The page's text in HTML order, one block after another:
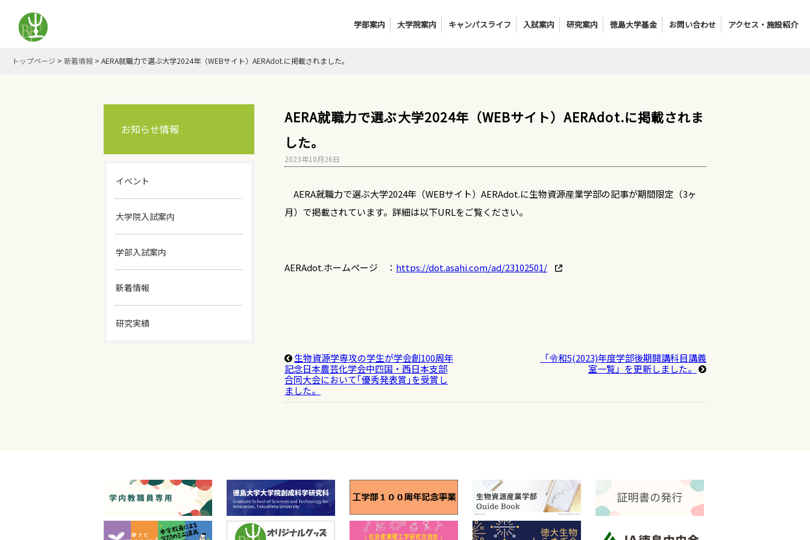
学部案内 大学院案内 キャンパスライフ 入試案内 研究案内 徳島大学基金 お問い合わせ アクセス・施設紹介
トップページ > 新着情報 > AERA就職力で選ぶ大学2024年（WEBサイト）AERAdot.に掲載されました。
AERA就職力で選ぶ大学2024年（WEBサイト）AERAdot.に掲載されま
した。
2023年10月26日
AERA就職力で選ぶ大学2024年（WEBサイト）AERAdot.に生物資源産業学部の記事が期間限定（3ヶ
月）で掲載されています。詳細は以下URLをご覧ください。
AERAdot.ホームページ ： https://dot.asahi.com/ad/23102501/
生物資源学専攻の学生が学会創100周年
記念日本農芸化学会中四国・西日本支部
合同大会において｢優秀発表賞｣を受賞し
ました。
「令和5(2023)年度学部後期開講科目講義
室一覧」を更新しました。
お知らせ情報
イベント
大学院入試案内
学部入試案内
新着情報
研究実績